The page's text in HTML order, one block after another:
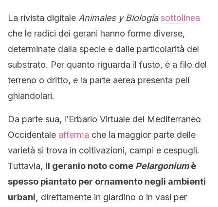
La rivista digitale Animales y Biología sottolinea
che le radici dei gerani hanno forme diverse,
determinate dalla specie e dalle particolarità del
substrato. Per quanto riguarda il fusto, è a filo del
terreno o dritto, e la parte aerea presenta peli
ghiandolari.
Da parte sua, l’Erbario Virtuale del Mediterraneo
Occidentale afferma che la maggior parte delle
varietà si trova in coltivazioni, campi e cespugli.
Tuttavia, il geranio noto come Pelargoniumè
spesso piantato per ornamento negli ambienti
urbani,
direttamente in giardino o in vasi per